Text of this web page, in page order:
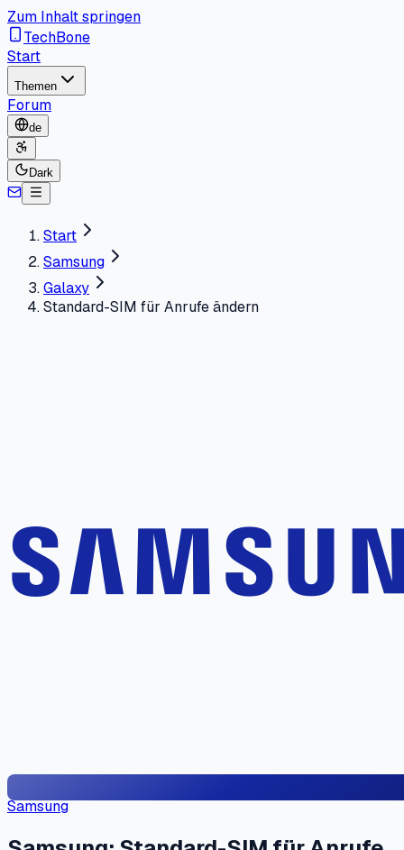
Zum Inhalt springen
TechBone
Start
Themen
Forum
de
Dark
Start
Samsung
Galaxy
Standard-SIM für Anrufe ändern
Samsung